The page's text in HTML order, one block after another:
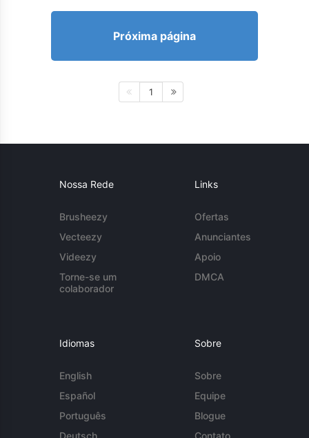
Próxima página
1
Nossa Rede
Brusheezy
Vecteezy
Videezy
Torne-se um
colaborador
Links
Ofertas
Anunciantes
Apoio
DMCA
Idiomas
English
Español
Português
Deutsch
Sobre
Sobre
Equipe
Blogue
Contato